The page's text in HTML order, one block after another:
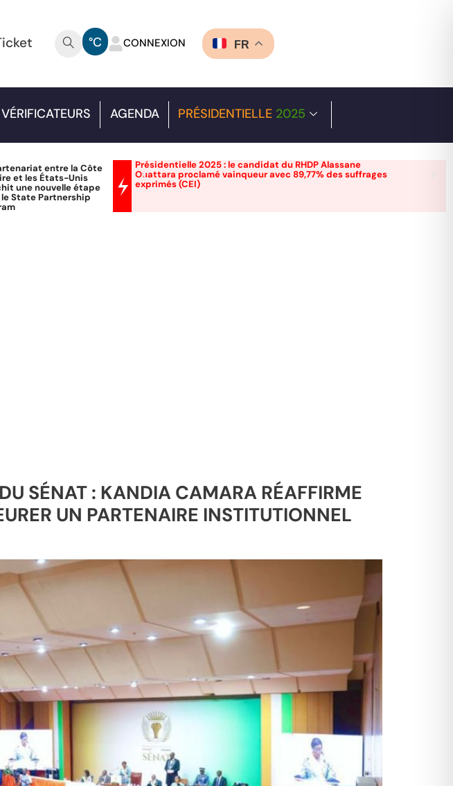
°C CONNEXION FR
AGENDA PRÉSIDENTIELLE 2025
entre la Côte
et les États-Unis
une nouvelle étape
State Partnership
Présidentielle 2025 : le candidat du RHDP Alassane
Ouattara proclamé vainqueur avec 89,77% des suffrages
exprimés (CEI)
SÉNAT : KANDIA CAMARA RÉAFFIRME
UN PARTENAIRE INSTITUTIONNEL